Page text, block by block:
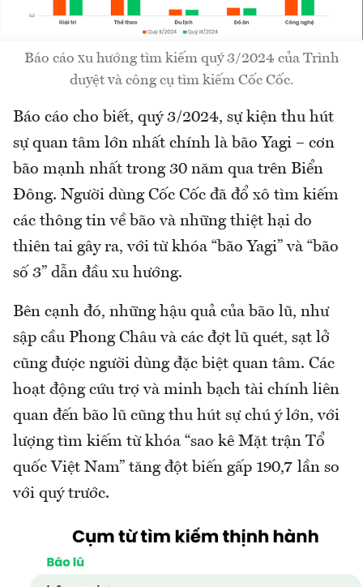
Báo cáo xu hướng tìm kiếm quý 3/2024 của Trình
duyệt và công cụ tìm kiếm Cốc Cốc.
Báo cáo cho biết, quý 3/2024, sự kiện thu hút
sự quan tâm lớn nhất chính là bão Yagi – cơn
bão mạnh nhất trong 30 năm qua trên Biển
Đông. Người dùng Cốc Cốc đã đổ xô tìm kiếm
các thông tin về bão và những thiệt hại do
thiên tai gây ra, với từ khóa “bão Yagi” và “bão
số 3” dẫn đầu xu hướng.
Bên cạnh đó, những hậu quả của bão lũ, như
sập cầu Phong Châu và các đợt lũ quét, sạt lở
cũng được người dùng đặc biệt quan tâm. Các
hoạt động cứu trợ và minh bạch tài chính liên
quan đến bão lũ cũng thu hút sự chú ý lớn, với
lượng tìm kiếm từ khóa “sao kê Mặt trận Tổ
quốc Việt Nam” tăng đột biến gấp 190,7 lần so
với quý trước.